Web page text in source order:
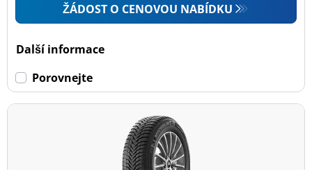
ŽÁDOST O CENOVOU NABÍDKU
Další informace
Porovnejte